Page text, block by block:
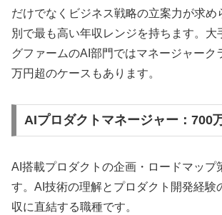
だけでなくビジネス戦略の立案力が求め
別で最も高い年収レンジを持ちます。大
グファームのAI部門ではマネージャーク
万円超のケースもあります。
AIプロダクトマネージャー：700
AI搭載プロダクトの企画・ロードマップ
す。AI技術の理解とプロダクト開発経験
収に直結する職種です。